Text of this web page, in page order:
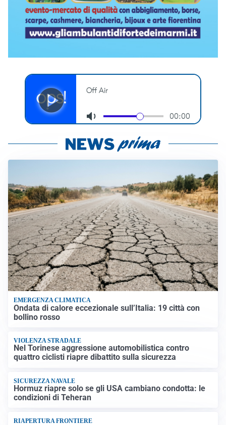
EMERGENZA CLIMATICA
Ondata di calore eccezionale sull’Italia: 19 città con
bollino rosso
VIOLENZA STRADALE
Nel Torinese aggressione automobilistica contro
quattro ciclisti riapre dibattito sulla sicurezza
SICUREZZA NAVALE
Hormuz riapre solo se gli USA cambiano condotta: le
condizioni di Teheran
RIAPERTURA FRONTIERE